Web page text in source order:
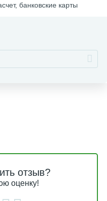
банковские карты
отзыв?
оценку!